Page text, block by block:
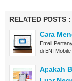
RELATED POSTS :
Cara
Email
di BNI
Apakah